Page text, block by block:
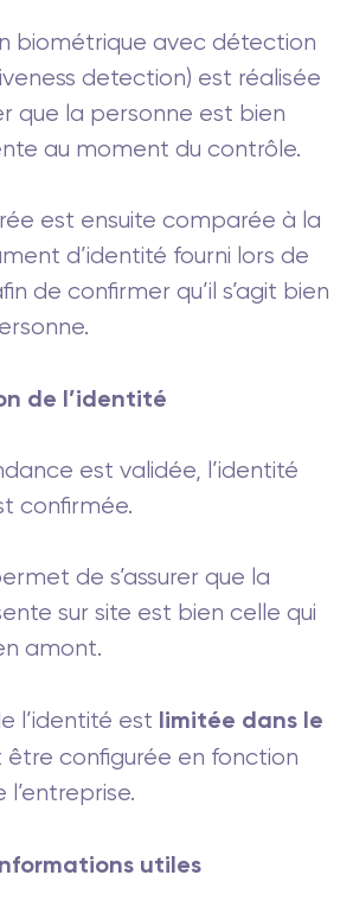
biométrique avec détection
detection) est réalisée
que la personne est bien
au moment du contrôle.
est ensuite comparée à la
d’identité fourni lors de
de confirmer qu’il s’agit bien
de l’identité
est validée, l’identité
confirmée.
de s’assurer que la
sur site est bien celle qui
amont.
l’identité est limitée dans le
configurée en fonction
utiles